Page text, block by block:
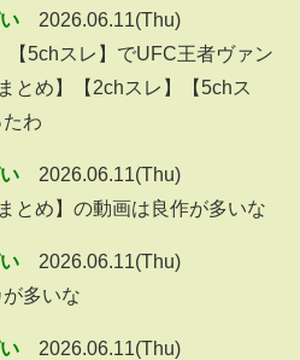
2026.06.11(Thu)
【5chスレ】でUFC王者ヴァン
とめ】【2chスレ】【5chス
わ
2026.06.11(Thu)
とめ】の動画は良作が多いな
2026.06.11(Thu)
多いな
2026.06.11(Thu)